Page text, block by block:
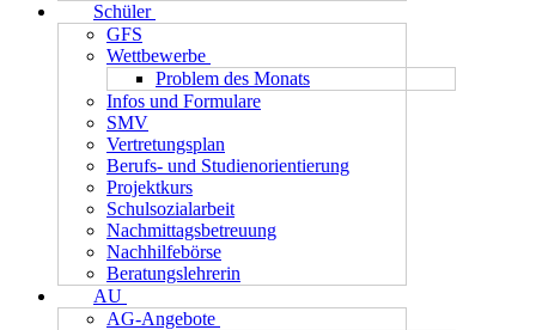
Schüler
GFS
Wettbewerbe
Problem des Monats
Infos und Formulare
SMV
Vertretungsplan
Berufs- und Studienorientierung
Projektkurs
Schulsozialarbeit
Nachmittagsbetreuung
Nachhilfebörse
Beratungslehrerin
AU
AG-Angebote